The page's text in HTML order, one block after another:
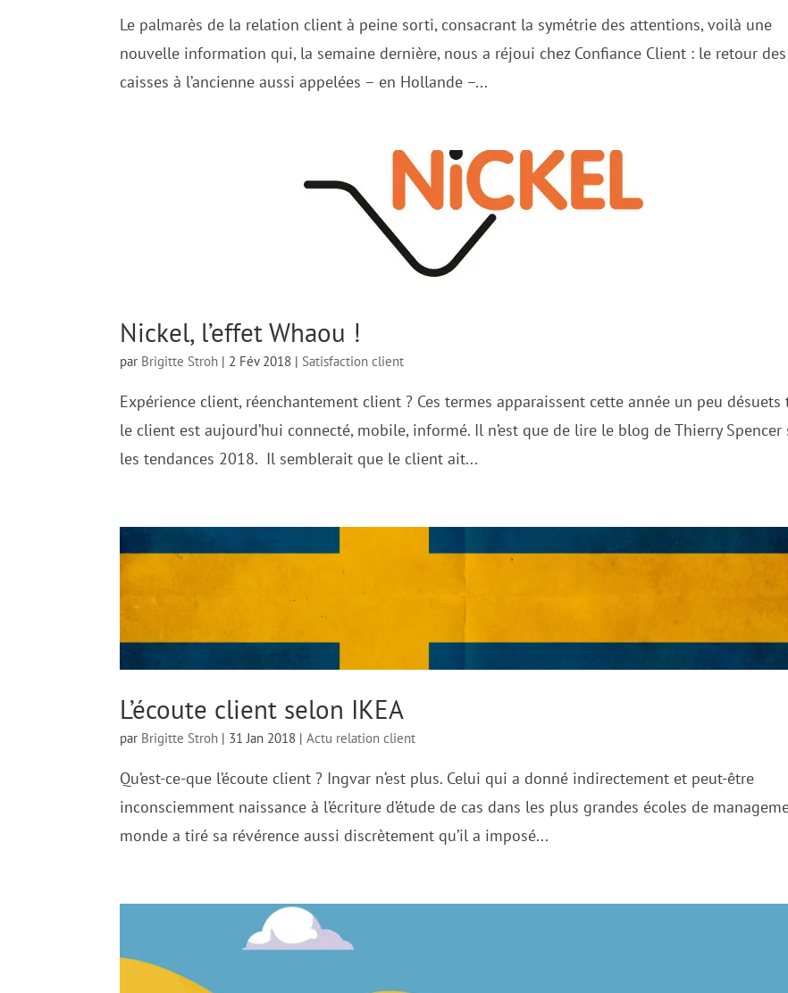
Le palmarès de la relation client à peine sorti, consacrant la symétrie des attentions, voilà une
nouvelle information qui, la semaine dernière, nous a réjoui chez Confiance Client : le retour des
caisses à l’ancienne aussi appelées – en Hollande –...
Nickel, l’effet Whaou !
par Brigitte Stroh | 2 Fév 2018 | Satisfaction client
Expérience client, réenchantement client ? Ces termes apparaissent cette année un peu désuets
le client est aujourd’hui connecté, mobile, informé. Il n’est que de lire le blog de Thierry Spencer
les tendances 2018. Il semblerait que le client ait...
L’écoute client selon IKEA
par Brigitte Stroh | 31 Jan 2018 |Actu relation client
Qu’est-ce-que l’écoute client ? Ingvar n‘est plus. Celui qui a donné indirectement et peut-être
inconsciemment naissance à l’écriture d’étude de cas dans les plus grandes écoles de
monde a tiré sa révérence aussi discrètement qu’il a imposé...